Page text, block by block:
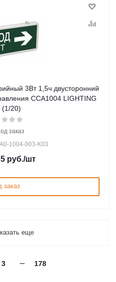
3Вт 1,5ч двусторонний
ССА1004 LIGHTING
(1/20)
заказ
1004-003-K03
руб./шт
заказ
еще
3 178